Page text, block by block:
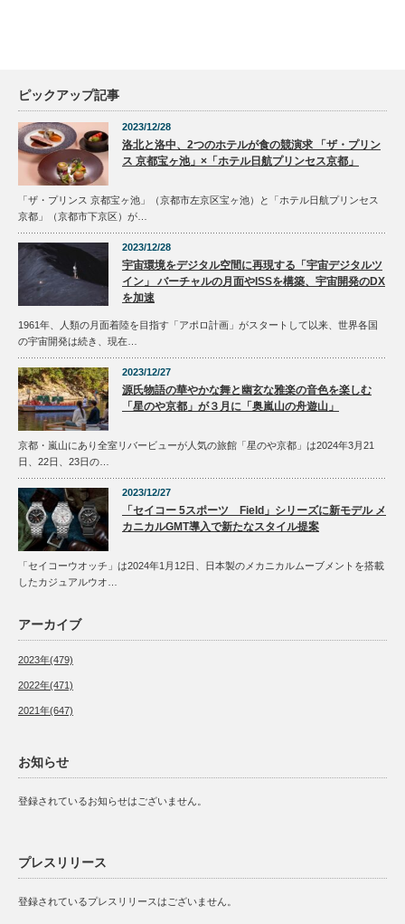
ピックアップ記事
2023/12/28
洛北と洛中、2つのホテルが食の競演求 「ザ・プリン
ス 京都宝ヶ池」×「ホテル日航プリンセス京都」
「ザ・プリンス 京都宝ヶ池」（京都市左京区宝ヶ池）と「ホテル日航プリンセス
京都」（京都市下京区）が…
2023/12/28
宇宙環境をデジタル空間に再現する「宇宙デジタルツ
イン」 バーチャルの月面やISSを構築、宇宙開発のDX
を加速
1961年、人類の月面着陸を目指す「アポロ計画」がスタートして以来、世界各国
の宇宙開発は続き、現在…
2023/12/27
源氏物語の華やかな舞と幽玄な雅楽の音色を楽しむ
「星のや京都」が３月に「奥嵐山の舟遊山」
京都・嵐山にあり全室リバービューが人気の旅館「星のや京都」は2024年3月21
日、22日、23日の…
2023/12/27
「セイコー 5スポーツ Field」シリーズに新モデル メ
カニカルGMT導入で新たなスタイル提案
「セイコーウオッチ」は2024年1月12日、日本製のメカニカルムーブメントを搭載
したカジュアルウオ…
アーカイブ
2023年(479)
2022年(471)
2021年(647)
お知らせ
登録されているお知らせはございません。
プレスリリース
登録されているプレスリリースはございません。